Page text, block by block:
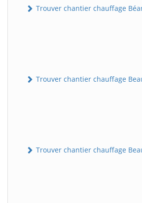
Trouver chantier chauffage
Trouver chantier chauffage
Trouver chantier chauffage